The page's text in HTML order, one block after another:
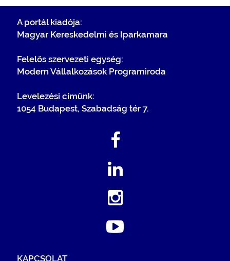
A portál kiadója:
Magyar Kereskedelmi és Iparkamara
Felelős szervezeti egység:
Modern Vállalkozások Programiroda
Levelezési címünk:
1054 Budapest, Szabadság tér 7.
KAPCSOLAT